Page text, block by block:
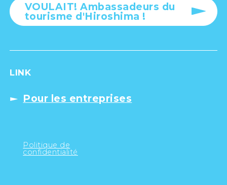
VOULAIT! Ambassadeurs du
tourisme d'Hiroshima !
LINK
Pour les entreprises
Politique de
confidentialité